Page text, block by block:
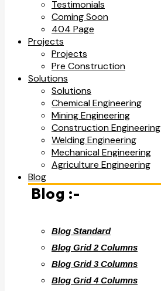
Testimonials
Coming Soon
404 Page
Projects
Projects
Pre Construction
Solutions
Solutions
Chemical Engineering
Mining Engineering
Construction Engineering
Welding Engineering
Mechanical Engineering
Agriculture Engineering
Blog
Blog :-
Blog Standard
Blog Grid 2 Columns
Blog Grid 3 Columns
Blog Grid 4 Columns